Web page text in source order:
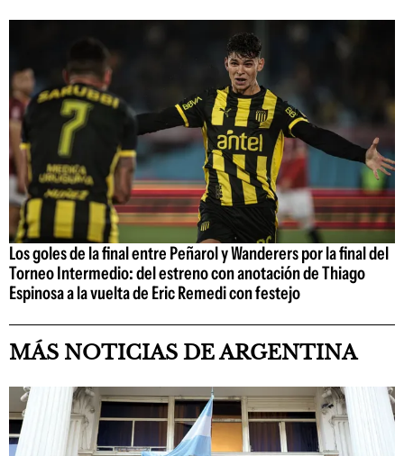
Los goles de la final entre Peñarol y Wanderers por la final del
Torneo Intermedio: del estreno con anotación de Thiago
Espinosa a la vuelta de Eric Remedi con festejo
MÁS NOTICIAS DE ARGENTINA